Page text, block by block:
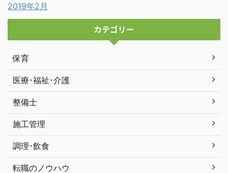
2019年2月
カテゴリー
保育
医療･福祉･介護
整備士
施工管理
調理･飲食
転職のノウハウ